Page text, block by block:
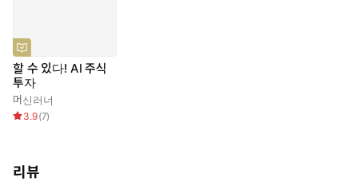
할 수 있다! AI 주식
투자
머신러너
3.9(7)
리뷰